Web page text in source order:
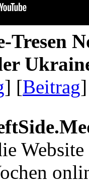
] [Beitrag
Website